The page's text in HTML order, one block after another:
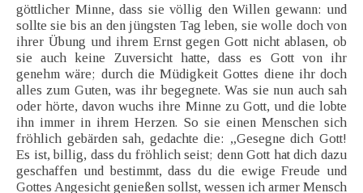
göttlicher Minne, dass sie völlig den Willen gewann: und
sollte sie bis an den jüngsten Tag leben, sie wolle doch von
ihrer Übung und ihrem Ernst gegen Gott nicht ablasen, ob
sie auch keine Zuversicht hatte, dass es Gott von ihr
genehm wäre; durch die Müdigkeit Gottes diene ihr doch
alles zum Guten, was ihr begegnete. Was sie nun auch sah
oder hörte, davon wuchs ihre Minne zu Gott, und die lobte
ihn immer in ihrem Herzen. So sie einen Menschen sich
fröhlich gebärden sah, gedachte die: „Gesegne dich Gott!
Es ist, billig, dass du fröhlich seist; denn Gott hat dich dazu
geschaffen und bestimmt, dass du die ewige Freude und
Gottes Angesicht genießen sollst, wessen ich armer Mensch